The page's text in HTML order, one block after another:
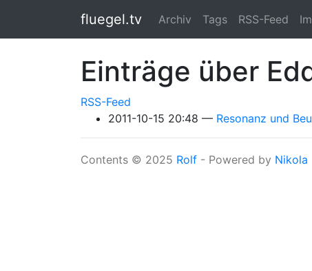
fluegel.tv Archiv Tags RSS-Feed
Einträge über
RSS-Feed
2011-10-15 20:48
Resonanz und
Contents © 2025 Rolf - Powered by Nikola